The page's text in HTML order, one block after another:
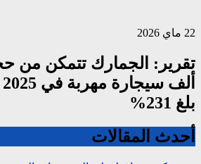
22 ماي 2026
بلغ 231%
أحدث المقالات